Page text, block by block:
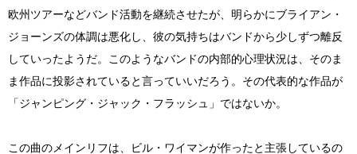
欧州ツアーなどバンド活動を継続させたが、明らかにブライアン・
ジョーンズの体調は悪化し、彼の気持ちはバンドから少しずつ離反
していったようだ。このようなバンドの内部的心理状況は、そのま
ま作品に投影されていると言っていいだろう。その代表的な作品が
「ジャンピング・ジャック・フラッシュ」ではないか。
この曲のメインリフは、ビル・ワイマンが作ったと主張しているの